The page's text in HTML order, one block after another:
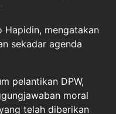
Hapidin, mengatakan
sekadar agenda
pelantikan DPW,
moral
telah diberikan